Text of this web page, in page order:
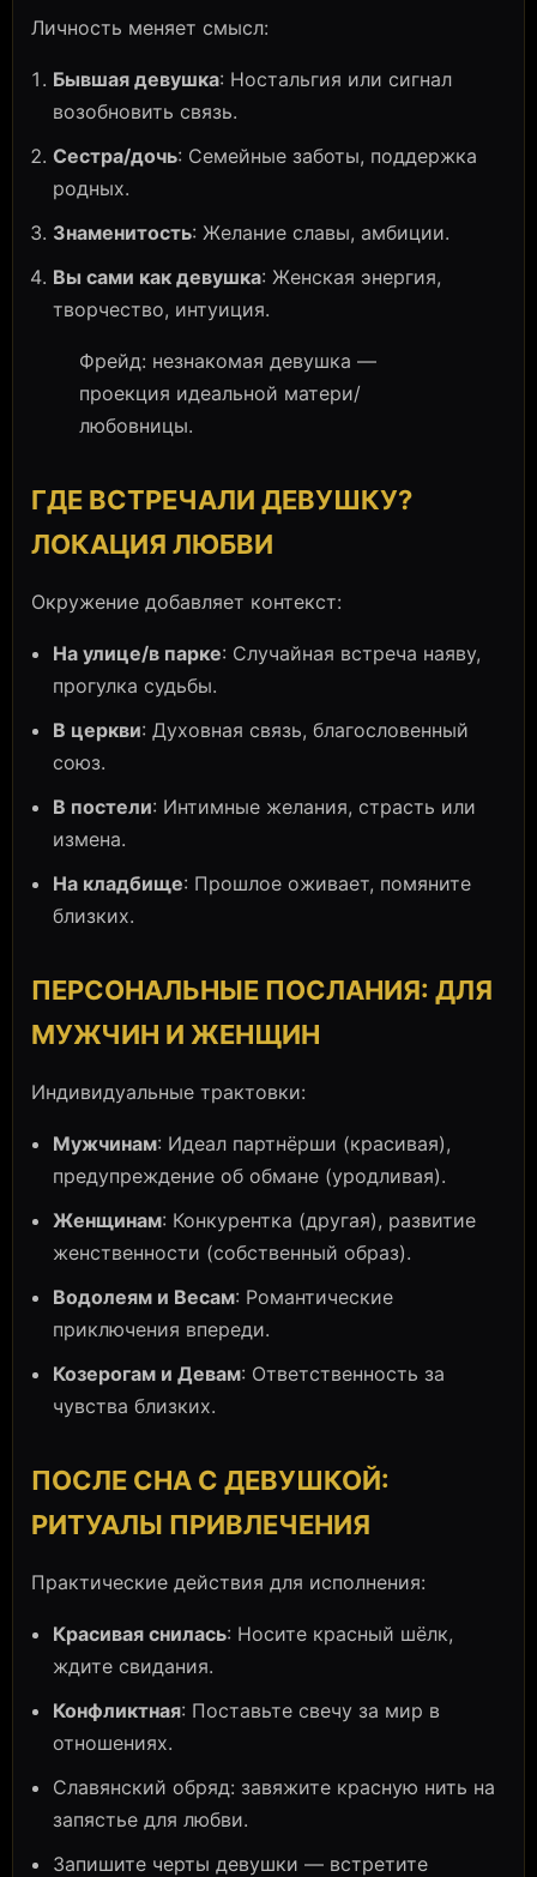
Личность меняет смысл:
Бывшая девушка: Ностальгия или сигнал
возобновить связь.
Сестра/дочь: Семейные заботы, поддержка
родных.
Знаменитость: Желание славы, амбиции.
Вы сами как девушка: Женская энергия,
творчество, интуиция.
Фрейд: незнакомая девушка —
проекция идеальной матери/
любовницы.
ГДЕ ВСТРЕЧАЛИ ДЕВУШКУ?
ЛОКАЦИЯ ЛЮБВИ
Окружение добавляет контекст:
На улице/в парке: Случайная встреча наяву,
прогулка судьбы.
В церкви: Духовная связь, благословенный
союз.
В постели: Интимные желания, страсть или
измена.
На кладбище: Прошлое оживает, помяните
близких.
ПЕРСОНАЛЬНЫЕ ПОСЛАНИЯ: ДЛЯ
МУЖЧИН И ЖЕНЩИН
Индивидуальные трактовки:
Мужчинам: Идеал партнёрши (красивая),
предупреждение об обмане (уродливая).
Женщинам: Конкурентка (другая), развитие
женственности (собственный образ).
Водолеям и Весам: Романтические
приключения впереди.
Козерогам и Девам: Ответственность за
чувства близких.
ПОСЛЕ СНА С ДЕВУШКОЙ:
РИТУАЛЫ ПРИВЛЕЧЕНИЯ
Практические действия для исполнения:
Красивая снилась: Носите красный шёлк,
ждите свидания.
Конфликтная: Поставьте свечу за мир в
отношениях.
Славянский обряд: завяжите красную нить на
запястье для любви.
Запишите черты девушки — встретите